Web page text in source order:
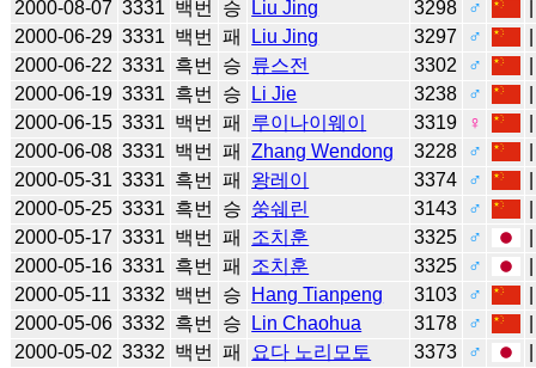
2000-08-07 3331 백번 승 Liu Jing 3298 ♂
2000-06-29 3331 백번 패 Liu Jing 3297 ♂
2000-06-22 3331 흑번 승 류스전 3302 ♂
2000-06-19 3331 흑번 승 Li Jie 3238 ♂
2000-06-15 3331 백번 패 루이나이웨이 3319 ♀
2000-06-08 3331 백번 패 Zhang Wendong 3228 ♂
2000-05-31 3331 흑번 패 왕레이 3374 ♂
2000-05-25 3331 흑번 승 쑹쉐린 3143 ♂
2000-05-17 3331 백번 패 조치훈 3325 ♂
2000-05-16 3331 흑번 패 조치훈 3325 ♂
2000-05-11 3332 백번 승 Hang Tianpeng 3103 ♂
2000-05-06 3332 흑번 승 Lin Chaohua 3178 ♂
2000-05-02 3332 백번 패 요다 노리모토 3373 ♂